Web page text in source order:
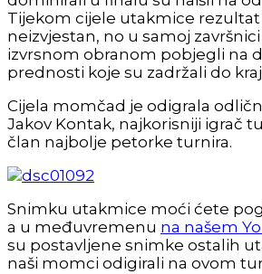
Tijekom cijele utakmice rezultat
neizvjestan, no u samoj
izvrsnom obranom pobjegli na
prednosti koje su zadržali do
Cijela momčad je odigrala
Jakov Kontak, najkorisniji igrač
član najbolje petorke turnira.
Snimku utakmice moći ćete
a u međuvremenu na našem
su postavljene snimke ostalih
naši momci odigirali na ovom